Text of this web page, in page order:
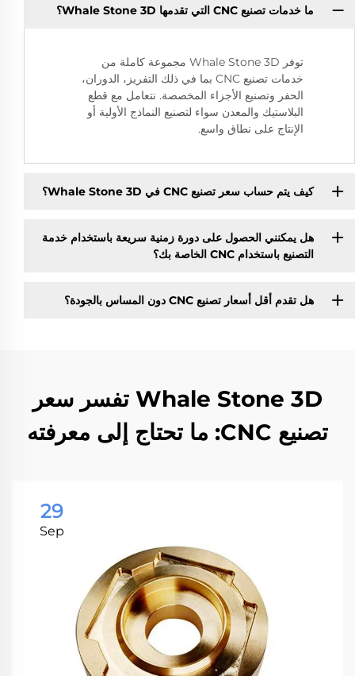
ما خدمات تصنيع CNC التي تقدمها Whale Stone 3D؟
توفر Whale Stone 3D مجموعة كاملة من
خدمات تصنيع CNC بما في ذلك التفريز، الدوران،
الحفر وتصنيع الأجزاء المخصصة. نتعامل مع قطع
البلاستيك والمعدن سواء لتصنيع النماذج الأولية أو
الإنتاج على نطاق واسع.
كيف يتم حساب سعر تصنيع CNC في Whale Stone 3D؟
هل يمكنني الحصول على دورة زمنية سريعة باستخدام خدمة
التصنيع باستخدام CNC الخاصة بك؟
هل تقدم أقل أسعار تصنيع CNC دون المساس بالجودة؟
Whale Stone 3D تفسر سعر
تصنيع CNC: ما تحتاج إلى معرفته
29
Sep